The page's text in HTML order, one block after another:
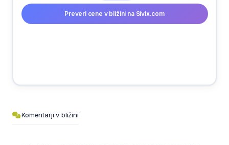
Preveri cene v bližini na Sivix.com
Komentarji v bližini